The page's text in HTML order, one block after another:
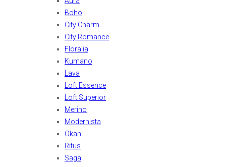
Boho
City Charm
City Romance
Floralia
Kumano
Lava
Loft Essence
Loft Superior
Merino
Modernista
Okan
Ritus
Saga